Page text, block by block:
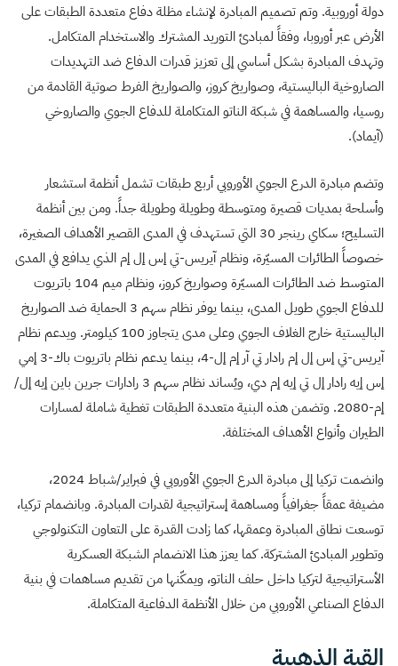
دولة أوروبية. وتم تصميم المبادرة لإنشاء مظلة دفاع متعددة الطبقات على
الأرض عبر أوروبا، وفقاً لمبادئ التوريد المشترك والاستخدام المتكامل.
وتهدف المبادرة بشكل أساسي إلى تعزيز قدرات الدفاع ضد التهديدات
الصاروخية الباليستية، وصواريخ كروز، والصواريخ الفرط صوتية القادمة من
روسيا، والمساهمة في شبكة الناتو المتكاملة للدفاع الجوي والصاروخي
(آيماد).
وتضم مبادرة الدرع الجوي الأوروبي أربع طبقات تشمل أنظمة استشعار
وأسلحة بمديات قصيرة ومتوسطة وطويلة وطويلة جداً. ومن بين أنظمة
التسليح؛ سكاي رينجر 30 التي تستهدف في المدى القصير الأهداف الصغيرة،
خصوصاً الطائرات المسيّرة، ونظام آيريس-تي إس إل إم الذي يدافع في المدى
المتوسط ضد الطائرات المسيّرة وصواريخ كروز، ونظام ميم 104 باتريوت
للدفاع الجوي طويل المدى، بينما يوفر نظام سهم 3 الحماية ضد الصواريخ
الباليستية خارج الغلاف الجوي وعلى مدى يتجاوز 100 كيلومتر. ويدعم نظام
آيريس-تي إس إل إم رادار تي آر إم إل-4، بينما يدعم نظام باتريوت باك-3 إمي
إس إيه رادار إل تي إيه إم دي، ويُساند نظام سهم 3 رادارات جرين باين إيه إل/
إم-2080. وتضمن هذه البنية متعددة الطبقات تغطية شاملة لمسارات
الطيران وأنواع الأهداف المختلفة.
وانضمت تركيا إلى مبادرة الدرع الجوي الأوروبي في فبراير/شباط 2024،
مضيفة عمقاً جغرافياً ومساهمة إستراتيجية لقدرات المبادرة. وبانضمام تركيا،
توسعت نطاق المبادرة وعمقها، كما زادت القدرة على التعاون التكنولوجي
وتطوير المبادئ المشتركة. كما يعزز هذا الانضمام الشبكة العسكرية
الأستراتيجية لتركيا داخل حلف الناتو، ويمكّنها من تقديم مساهمات في بنية
الدفاع الصناعي الأوروبي من خلال الأنظمة الدفاعية المتكاملة.
القبة الذهبية